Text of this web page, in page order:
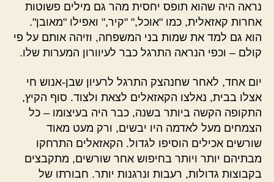
נראה היה שהוא תופס יחסית מהר גם מילים פשוטות
אחרות קאזאלית, כמו "אוכל," "קיר," ואפילו "מאובן".
הוא גם למד את שמות בני המשפחה, וזיהה אותם על פי
קולם – וכפי הנראה התרגל כבר לעיוורון המערות שלו.
יום אחד, לאחר שחנהצק התרגל לרעיון שבן-אנוש חי
אצלו בבית, נאלצו הקאזאלים לצאת ולצוד. סוף הקיץ,
התקופה הקשה ביותר בשנה, כבר היה בעיצומו – כל
הצמחים מעל לאדמה היו יבשים, ורק מעט מאוד
שורשים אכילים הוסיפו לגדול. הקאזאלים התרחקו
מבתיהם יותר ויותר בחיפוש אחר שורשים, מתקבצים
בקבוצות גדולות, רעבות ונרגנות יותר. חבורתו של